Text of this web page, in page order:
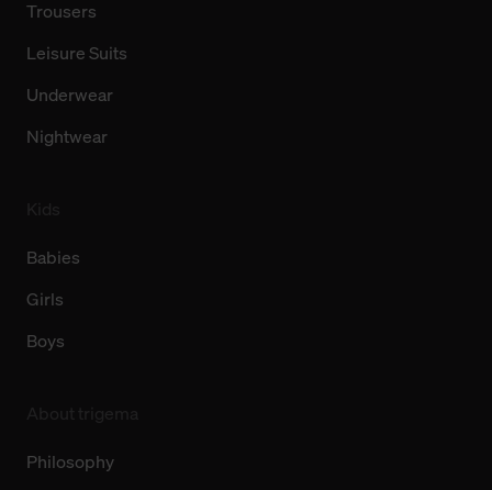
Trousers
Leisure Suits
Underwear
Nightwear
Babies
Girls
Boys
Philosophy